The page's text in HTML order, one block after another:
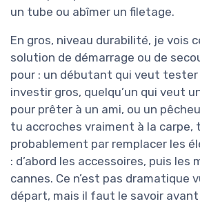
un tube ou abîmer un filetage.
En gros, niveau durabilité, je vois
solution de démarrage ou de
pour : un débutant qui veut tester
investir gros, quelqu’un qui veut
pour prêter à un ami, ou un
tu accroches vraiment à la carpe,
probablement par remplacer les
: d’abord les accessoires, puis les
cannes. Ce n’est pas dramatique
départ, mais il faut le savoir avant